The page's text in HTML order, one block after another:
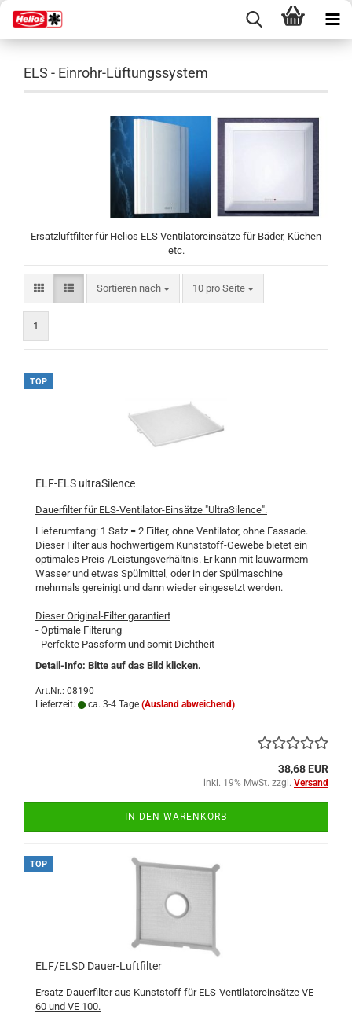
ELS - Einrohr-Lüftungssystem
Ersatzluftfilter für Helios ELS Ventilatoreinsätze für Bäder, Küchen
etc.
Sortieren nach
Sortieren nach 10 pro Seite
pro Seite
1
TOP
ELF-ELS ultraSilence
Dauerfilter für ELS-Ventilator-Einsätze "UltraSilence".
Lieferumfang: 1 Satz = 2 Filter, ohne Ventilator, ohne Fassade.
Dieser Filter aus hochwertigem Kunststoff-Gewebe bietet ein
optimales Preis-/Leistungsverhältnis. Er kann mit lauwarmem
Wasser und etwas Spülmittel, oder in der Spülmaschine
mehrmals gereinigt und dann wieder eingesetzt werden.
Dieser Original-Filter garantiert
- Optimale Filterung
- Perfekte Passform und somit Dichtheit
Detail-Info: Bitte auf das Bild klicken.
Art.Nr.: 08190
Lieferzeit:
ca. 3-4 Tage (Ausland abweichend)
38,68 EUR
inkl. 19% MwSt. zzgl. Versand
IN DEN WARENKORB
TOP
ELF/ELSD Dauer-Luftfilter
Ersatz-Dauerfilter aus Kunststoff für ELS-Ventilatoreinsätze VE
60 und VE 100.